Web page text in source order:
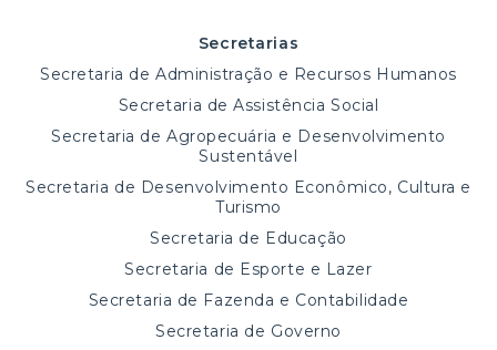
Secretarias
Secretaria de Administração e Recursos Humanos
Secretaria de Assistência Social
Secretaria de Agropecuária e Desenvolvimento
Sustentável
Secretaria de Desenvolvimento Econômico, Cultura e
Turismo
Secretaria de Educação
Secretaria de Esporte e Lazer
Secretaria de Fazenda e Contabilidade
Secretaria de Governo